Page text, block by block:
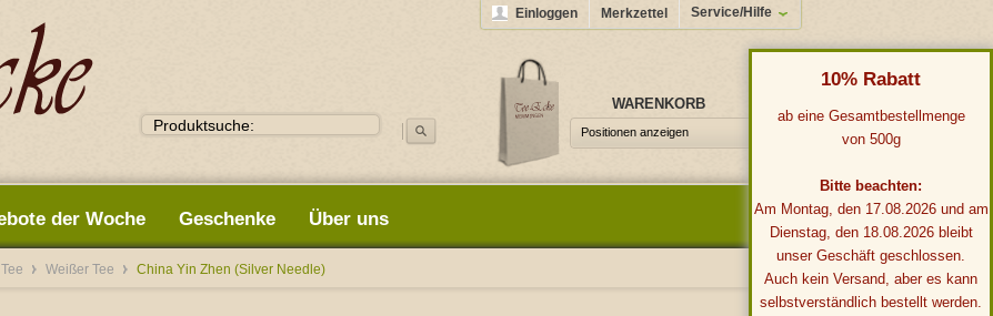
Einloggen Merkzettel Service/Hilfe
WARENKORB
Positionen anzeigen
10% Rabatt
ab eine Gesamtbestellmenge
von 500g
Bitte beachten:
Am Montag, den 17.08.2026 und am
Dienstag, den 18.08.2026 bleibt
unser Geschäft geschlossen.
Auch kein Versand, aber es kann
selbstverständlich bestellt werden.
der Woche Geschenke Über uns
Weißer Tee China Yin Zhen (Silver Needle)